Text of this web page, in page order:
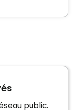
public.